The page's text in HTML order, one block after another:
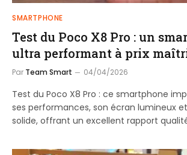
SMARTPHONE
Test du Poco X8 Pro : un
ultra performant à prix
Par Team Smart 04/04/2026
Test du Poco X8 Pro : ce smartphone
ses performances, son écran lumineux
solide, offrant un excellent rapport